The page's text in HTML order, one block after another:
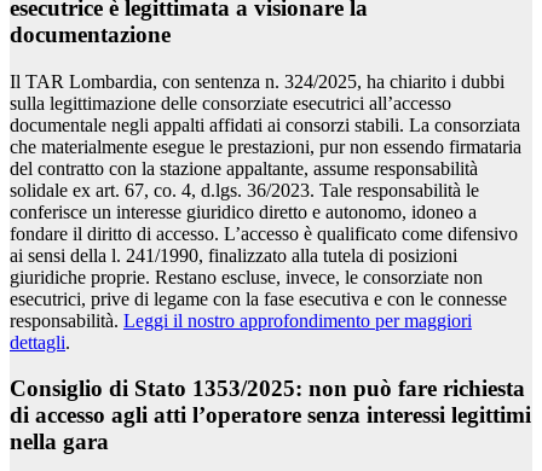
esecutrice è legittimata a visionare la
documentazione
Il TAR Lombardia, con sentenza n. 324/2025, ha chiarito i dubbi
sulla legittimazione delle consorziate esecutrici all’accesso
documentale negli appalti affidati ai consorzi stabili. La consorziata
che materialmente esegue le prestazioni, pur non essendo firmataria
del contratto con la stazione appaltante, assume responsabilità
solidale ex art. 67, co. 4, d.lgs. 36/2023. Tale responsabilità le
conferisce un interesse giuridico diretto e autonomo, idoneo a
fondare il diritto di accesso. L’accesso è qualificato come difensivo
ai sensi della l. 241/1990, finalizzato alla tutela di posizioni
giuridiche proprie. Restano escluse, invece, le consorziate non
esecutrici, prive di legame con la fase esecutiva e con le connesse
responsabilità. Leggi il nostro approfondimento per maggiori
dettagli.
Consiglio di Stato 1353/2025: non può fare richiesta
di accesso agli atti l’operatore senza interessi legittimi
nella gara